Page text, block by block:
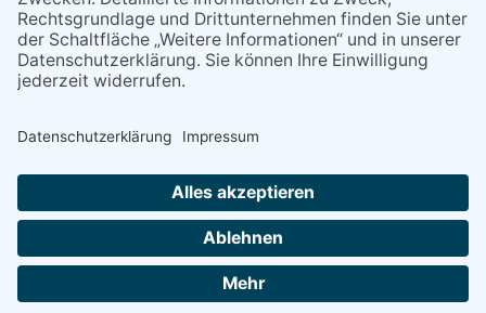
Abschaltung der Straßenbeleuchtung
Abschaltung der Strassenbeleuchtung
Kommentiert vor:3 Jahre 29 Wochen
NACH OBEN
Alle Rechte vorbehalten - Rheingau Echo Verlag GmbH, Industriestraße 22, 65366 Geisenheim,
Telefon: (06722) 99 66 - 0, Telefax: (06722) 99 66 - 99, E-Mail:info@rheingau-echo.de